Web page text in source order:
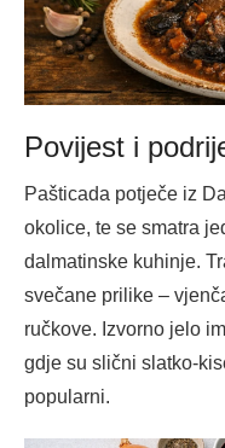
Povijest i
Pašticada potječe iz
okolice, te se smatra
dalmatinske kuhinje.
svečane prilike –
ručkove. Izvorno jelo
gdje su slični slatko-
popularni.